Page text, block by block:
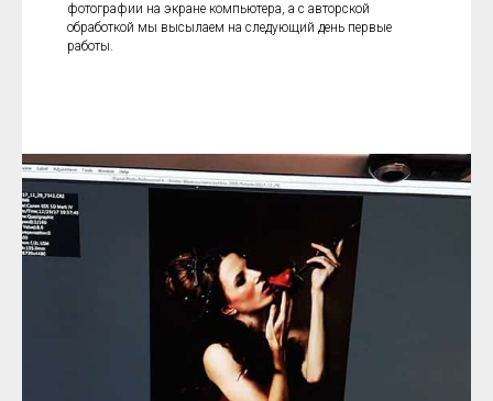
фотографии на экране компьютера, а с авторской
обработкой мы высылаем на следующий день первые
работы.